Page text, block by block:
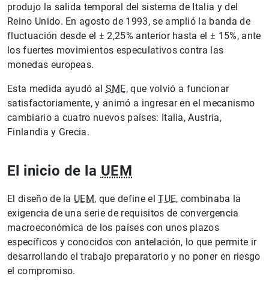
produjo la salida temporal del sistema de Italia y del
Reino Unido. En agosto de 1993, se amplió la banda de
fluctuación desde el ± 2,25% anterior hasta el ± 15%, ante
los fuertes movimientos especulativos contra las
monedas europeas.
Esta medida ayudó al SME, que volvió a funcionar
satisfactoriamente, y animó a ingresar en el mecanismo
cambiario a cuatro nuevos países: Italia, Austria,
Finlandia y Grecia.
El inicio de la UEM
El diseño de la UEM, que define elTUE, combinaba la
exigencia de una serie de requisitos de convergencia
macroeconómica de los países con unos plazos
específicos y conocidos con antelación, lo que permite ir
desarrollando el trabajo preparatorio y no poner en riesgo
el compromiso.